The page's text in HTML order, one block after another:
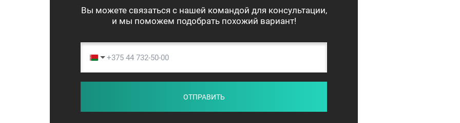
Вы можете связаться с нашей командой для консультации,
и мы поможем подобрать похожий вариант!
ОТПРАВИТЬ